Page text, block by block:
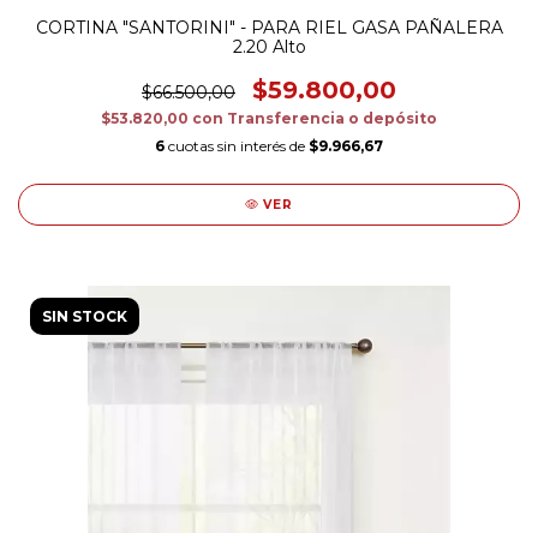
CORTINA "SANTORINI" - PARA RIEL GASA PAÑALERA
2.20 Alto
$66.500,00 $59.800,00
$53.820,00 con Transferencia o depósito
6 cuotas sin interés de $9.966,67
VER
SIN STOCK